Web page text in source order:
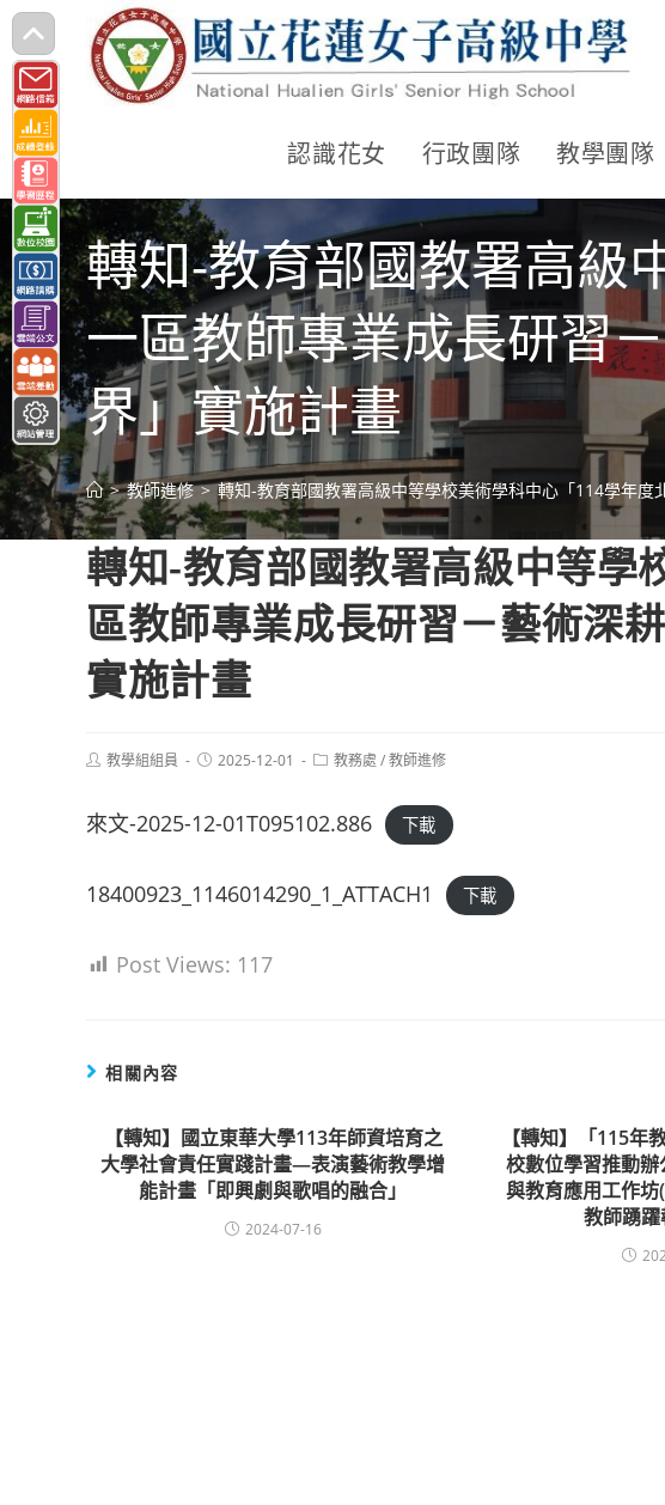
跳
轉
至
主
要
內
容
認識花女 行政團隊 教學團隊
轉知-教育部國教署高級
一區教師專業成長研習
界」實施計畫
> 教師進修 > 轉知-教育部國教署高級中等學校美術學科中心「114學年
轉知-教育部國教署高級中等學
區教師專業成長研習－藝術深
實施計畫
Post教學組組員
Post2025-12-01
Post教務處 /教師進修
來文-2025-12-01T095102.886 下載
18400923_1146014290_1_ATTACH1 下載
Post Views: 117
相關內容
【轉知】國立東華大學113年師資培育之
大學社會責任實踐計畫—表演藝術教學增
能計畫「即興劇與歌唱的融合」
2024-07-16
【轉知】「115年
校數位學習推動
與教育應用工作
教師踴躍